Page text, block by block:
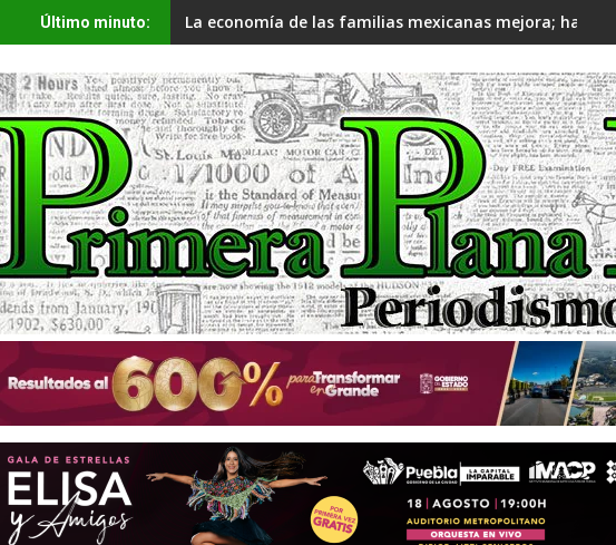
Último minuto: La economía de las familias mexicanas mejora; hay